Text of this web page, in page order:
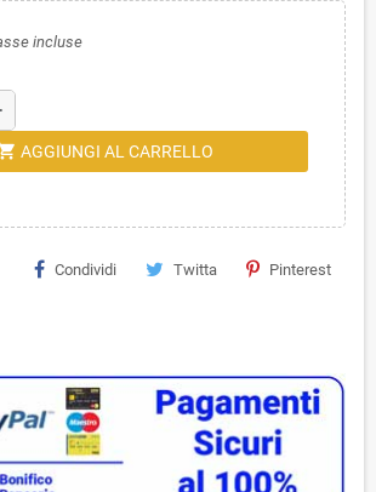
incluse
AGGIUNGI AL CARRELLO
Condividi Twitta Pinterest